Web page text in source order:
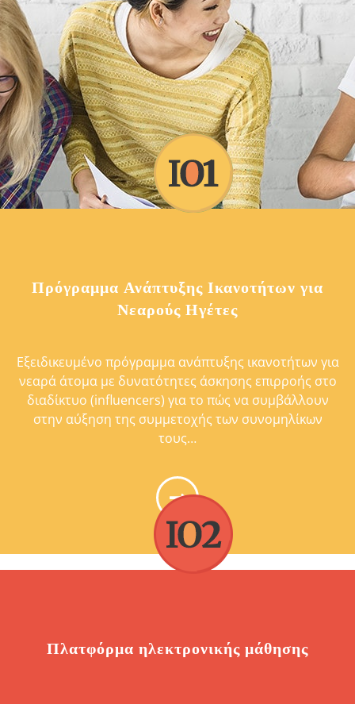
Το έργο έχει ως στόχο να προωθήσει την
καταπολεμήσει τις ψευδείς ειδήσεις, τη
χειραγώγηση και την προπαγάνδα
YOUTH MYTH
BUSTERS
Πρόγραμμα Ανάπτυξης Ικανοτήτων για
Νεαρούς Ηγέτες
Εξειδικευμένο πρόγραμμα ανάπτυξης ικανοτήτων για
νεαρά άτομα με δυνατότητες άσκησης επιρροής στο
διαδίκτυο (influencers) για το πώς να συμβάλλουν
στην αύξηση της συμμετοχής των συνομηλίκων
τους…
Πλατφόρμα ηλεκτρονικής μάθησης